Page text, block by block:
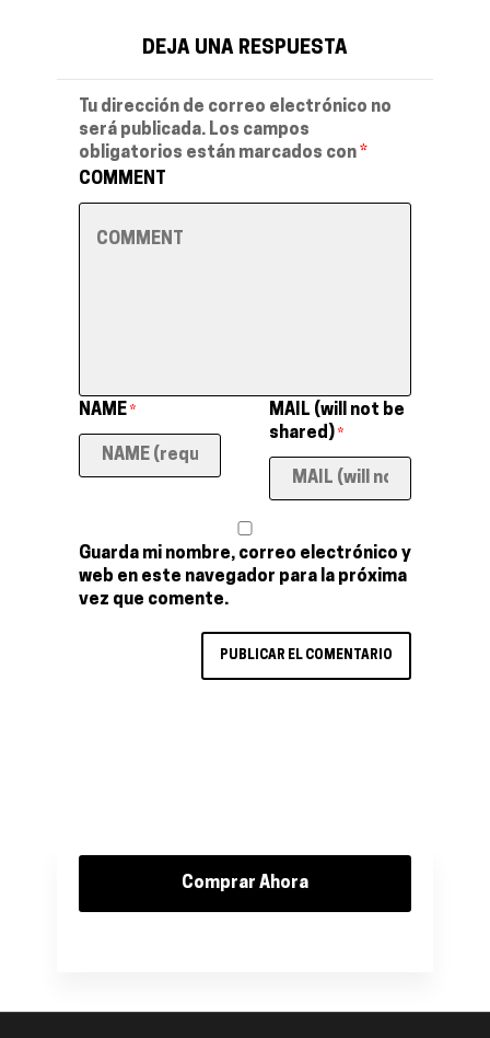
DEJA UNA RESPUESTA
Tu dirección de correo electrónico no
será publicada. Los campos
obligatorios están marcados con *
COMMENT
NAME *
MAIL (will not be
shared) *
Guarda mi nombre, correo electrónico y
web en este navegador para la próxima
vez que comente.
Comprar Ahora